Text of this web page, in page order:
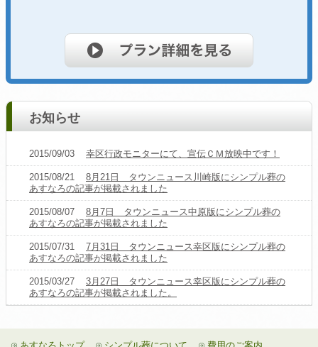
お知らせ
2015/09/03 幸区行政モニターにて、宣伝ＣＭ放映中です！
2015/08/21
8月21日 タウンニュース川崎版にシンプル葬の
あすなろの記事が掲載されました
2015/08/07
8月7日 タウンニュース中原版にシンプル葬の
あすなろの記事が掲載されました
2015/07/31
7月31日 タウンニュース幸区版にシンプル葬の
あすなろの記事が掲載されました
2015/03/27
3月27日 タウンニュース幸区版にシンプル葬の
あすなろの記事が掲載されました。